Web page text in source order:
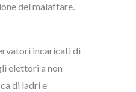
del malaffare.
incaricati di
elettori a non
di ladri e